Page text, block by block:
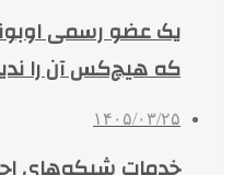
یک عضو رسمی
که هیچ‌کس آن را
۱۴۰۵/۰۳/۲۵